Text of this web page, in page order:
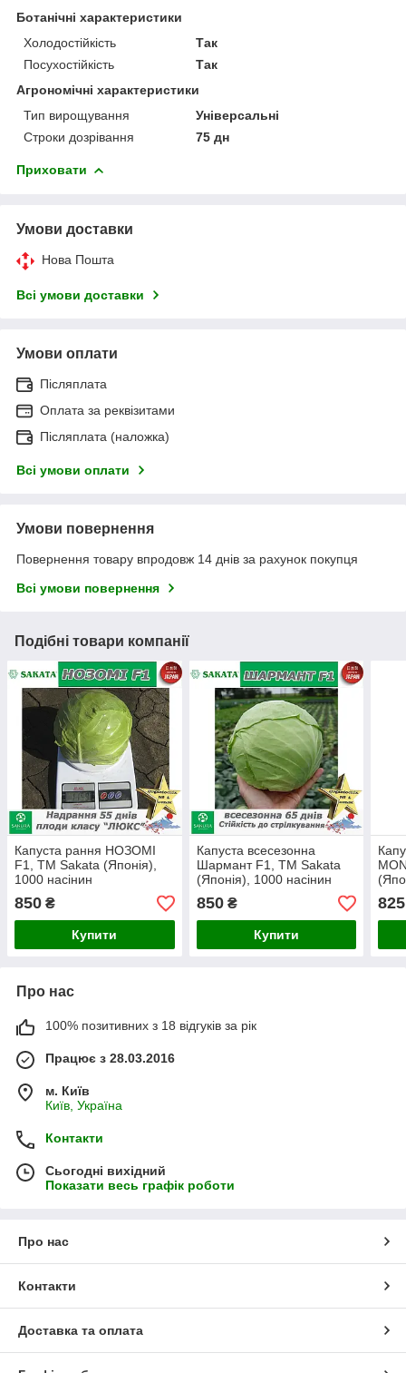
Ботанічні характеристики
Холодостійкість
Так
Посухостійкість
Так
Агрономічні характеристики
Тип вирощування
Універсальні
Строки дозрівання
75 дн
Приховати
Умови доставки
Нова Пошта
Всі умови доставки
Умови оплати
Післяплата
Оплата за реквізитами
Післяплата (наложка)
Всі умови оплати
Умови повернення
Повернення товару впродовж 14 днів за рахунок покупця
Всі умови повернення
Подібні товари компанії
Капуста рання НОЗОМІ
F1, ТМ Sakata (Японія),
1000 насінин
850 ₴
Купити
Капуста всесезонна
Шармант F1, ТМ Sakata
(Японія), 1000 насінин
850₴
Купити
825
Про нас
100% позитивних з 18 відгуків за рік
Працює з 28.03.2016
м. Київ
Київ, Україна
Контакти
Сьогодні вихідний
Показати весь графік роботи
Про нас
Контакти
Доставка та оплата